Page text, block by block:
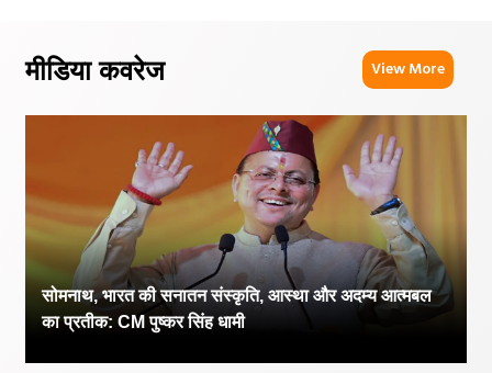
मीडिया कवरेज View More
सोमनाथ, भारत की सनातन संस्कृति, आस्था और अदम्य आत्मबल
का प्रतीक: CM पुष्कर सिंह धामी